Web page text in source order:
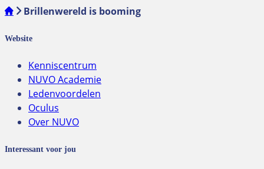
Brillenwereld is booming
Website
Kenniscentrum
NUVO Academie
Ledenvoordelen
Oculus
Over NUVO
Interessant voor jou